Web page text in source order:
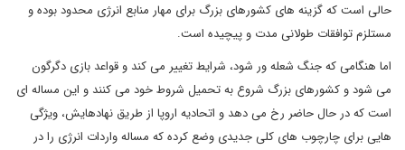
حالی است که گزینه های کشورهای بزرگ برای مهار منابع انرژی محدود بوده و
مستلزم توافقات طولانی مدت و پیچیده است.
اما هنگامی که جنگ شعله ور شود، شرایط تغییر می کند و قواعد بازی دگرگون
می شود و کشورهای بزرگ شروع به تحمیل شروط خود می کنند و این مساله ای
است که در حال حاضر رخ می دهد و اتحادیه اروپا از طریق نهادهایش، ویژگی
هایی برای چارچوب های کلی جدیدی وضع کرده که مساله واردات انرژی را در